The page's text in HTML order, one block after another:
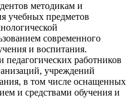
методикам и
учебных предметов
современного
и воспитания.
работников
учреждений
в том числе оснащенных
и средствами обучения и